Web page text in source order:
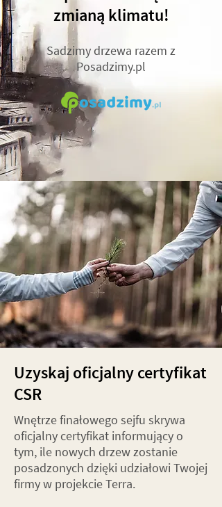
zmianą klimatu!
Sadzimy drzewa razem z
Posadzimy.pl
Uzyskaj oficjalny certyfikat
CSR
Wnętrze finałowego sejfu skrywa
oficjalny certyfikat informujący o
tym, ile nowych drzew zostanie
posadzonych dzięki udziałowi Twojej
firmy w projekcie Terra.